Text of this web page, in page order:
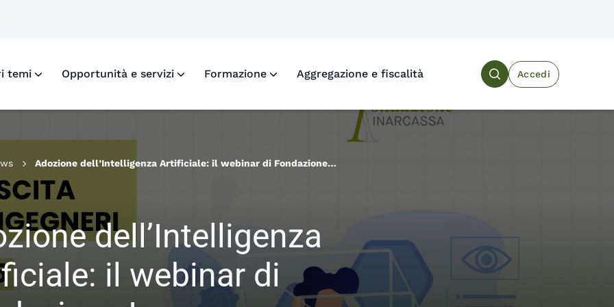
di Fondazione Inarcassa
Facebook di Fondazione Inarcassa
LinkedIn di Fondazione Inarcassa
al profilo Instagram di Fondazione Inarcassa
temi Opportunità e servizi Formazione Aggregazione e fiscalità Search the site
Accedi
Adozione dell’Intelligenza Artificiale: il webinar di Fondazione
dell’Intelligenza
il webinar di